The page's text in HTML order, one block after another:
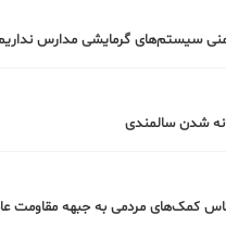
سیستم‌های گرمایشی مدارس
شدن سالمندی
کمک‌های مردمی به جبهه مقاومت